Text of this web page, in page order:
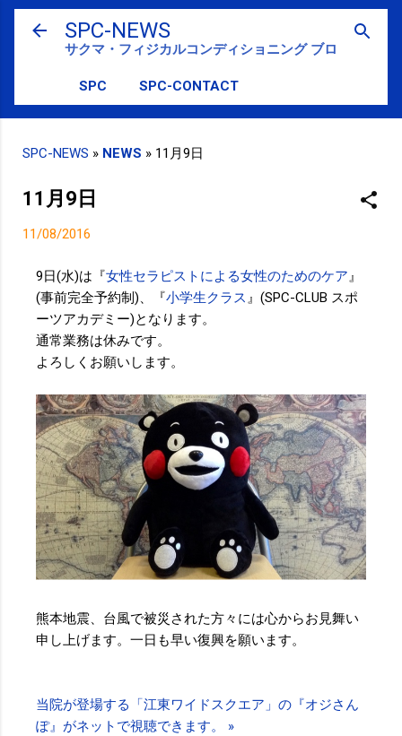
スキップしてメイン コンテンツに移動
SPC-NEWS
サクマ・フィジカルコンディショニング ブログ
SPC SPC-CONTACT
SPC-NEWS » NEWS » 11月9日
11月9日
11/08/2016
9日(水)は『女性セラピストによる女性のためのケア 』
(事前完全予約制)、『小学生クラス 』(SPC-CLUB スポ
ーツアカデミー)となります。
通常業務は休みです。
よろしくお願いします。
熊本地震、台風で被災された方々には心からお見舞い
申し上げます。一日も早い復興を願います。
当院が登場する「江東ワイドスクエア」の『オジさん
ぽ』がネットで視聴できます。 »